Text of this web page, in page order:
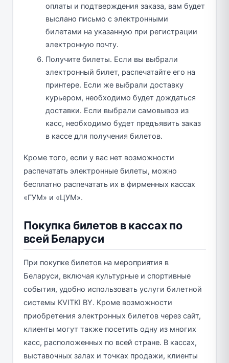
оплаты и подтверждения заказа, вам будет
выслано письмо с электронными
билетами на указанную при регистрации
электронную почту.
Получите билеты. Если вы выбрали
электронный билет, распечатайте его на
принтере. Если же выбрали доставку
курьером, необходимо будет дождаться
доставки. Если выбрали самовывоз из
касс, необходимо будет предъявить заказ
в кассе для получения билетов.
Кроме того, если у вас нет возможности
распечатать электронные билеты, можно
бесплатно распечатать их в фирменных кассах
«ГУМ» и «ЦУМ».
Покупка билетов в кассах по
всей Беларуси
При покупке билетов на мероприятия в
Беларуси, включая культурные и спортивные
события, удобно использовать услуги билетной
системы KVITKI BY. Кроме возможности
приобретения электронных билетов через сайт,
клиенты могут также посетить одну из многих
касс, расположенных по всей стране. В кассах,
выставочных залах и точках продажи, клиенты